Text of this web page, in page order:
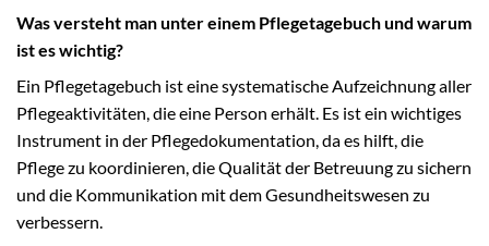
Was versteht man unter einem Pflegetagebuch und warum
ist es wichtig?
Ein Pflegetagebuch ist eine systematische Aufzeichnung aller
Pflegeaktivitäten, die eine Person erhält. Es ist ein wichtiges
Instrument in der Pflegedokumentation, da es hilft, die
Pflege zu koordinieren, die Qualität der Betreuung zu sichern
und die Kommunikation mit dem Gesundheitswesen zu
verbessern.